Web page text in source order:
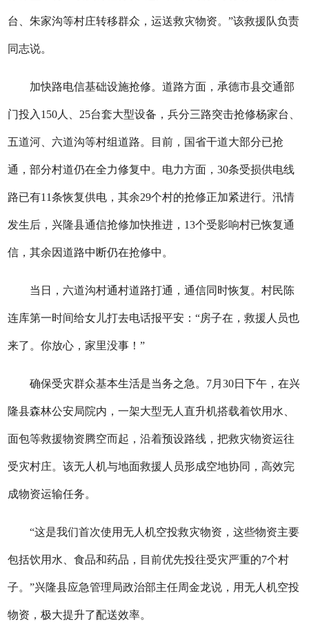
台、朱家沟等村庄转移群众，运送救灾物资。”该救援队负责
同志说。
加快路电信基础设施抢修。道路方面，承德市县交通部
门投入150人、25台套大型设备，兵分三路突击抢修杨家台、
五道河、六道沟等村组道路。目前，国省干道大部分已抢
通，部分村道仍在全力修复中。电力方面，30条受损供电线
路已有11条恢复供电，其余29个村的抢修正加紧进行。汛情
发生后，兴隆县通信抢修加快推进，13个受影响村已恢复通
信，其余因道路中断仍在抢修中。
当日，六道沟村通村道路打通，通信同时恢复。村民陈
连库第一时间给女儿打去电话报平安：“房子在，救援人员也
来了。你放心，家里没事！”
确保受灾群众基本生活是当务之急。7月30日下午，在兴
隆县森林公安局院内，一架大型无人直升机搭载着饮用水、
面包等救援物资腾空而起，沿着预设路线，把救灾物资运往
受灾村庄。该无人机与地面救援人员形成空地协同，高效完
成物资运输任务。
“这是我们首次使用无人机空投救灾物资，这些物资主要
包括饮用水、食品和药品，目前优先投往受灾严重的7个村
子。”兴隆县应急管理局政治部主任周金龙说，用无人机空投
物资，极大提升了配送效率。